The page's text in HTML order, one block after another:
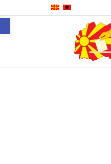
Open toolbar